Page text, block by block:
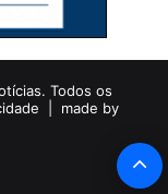
Todos os
| made by